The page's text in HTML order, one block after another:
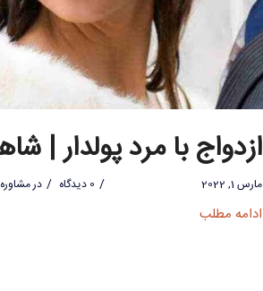
ازدواج با مرد پولدار |
مارس 1, 2022 / 0 دیدگاه / در
ادامه مطلب